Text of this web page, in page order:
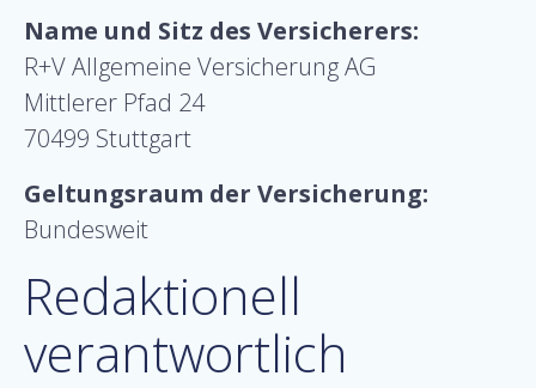
Name und Sitz des Versicherers:
R+V Allgemeine Versicherung AG
Mittlerer Pfad 24
70499 Stuttgart
Geltungsraum der Versicherung:
Bundesweit
Redaktionell
verantwortlich